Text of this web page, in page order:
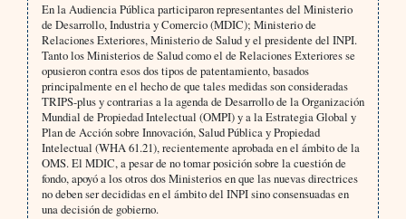
En la Audiencia Pública participaron representantes del Ministerio
de Desarrollo, Industria y Comercio (MDIC); Ministerio de
Relaciones Exteriores, Ministerio de Salud y el presidente del INPI.
Tanto los Ministerios de Salud como el de Relaciones Exteriores se
opusieron contra esos dos tipos de patentamiento, basados
principalmente en el hecho de que tales medidas son consideradas
TRIPS-plus y contrarias a la agenda de Desarrollo de la Organización
Mundial de Propiedad Intelectual (OMPI) y a la Estrategia Global y
Plan de Acción sobre Innovación, Salud Pública y Propiedad
Intelectual (WHA 61.21), recientemente aprobada en el ámbito de la
OMS. El MDIC, a pesar de no tomar posición sobre la cuestión de
fondo, apoyó a los otros dos Ministerios en que las nuevas directrices
no deben ser decididas en el ámbito del INPI sino consensuadas en
una decisión de gobierno.